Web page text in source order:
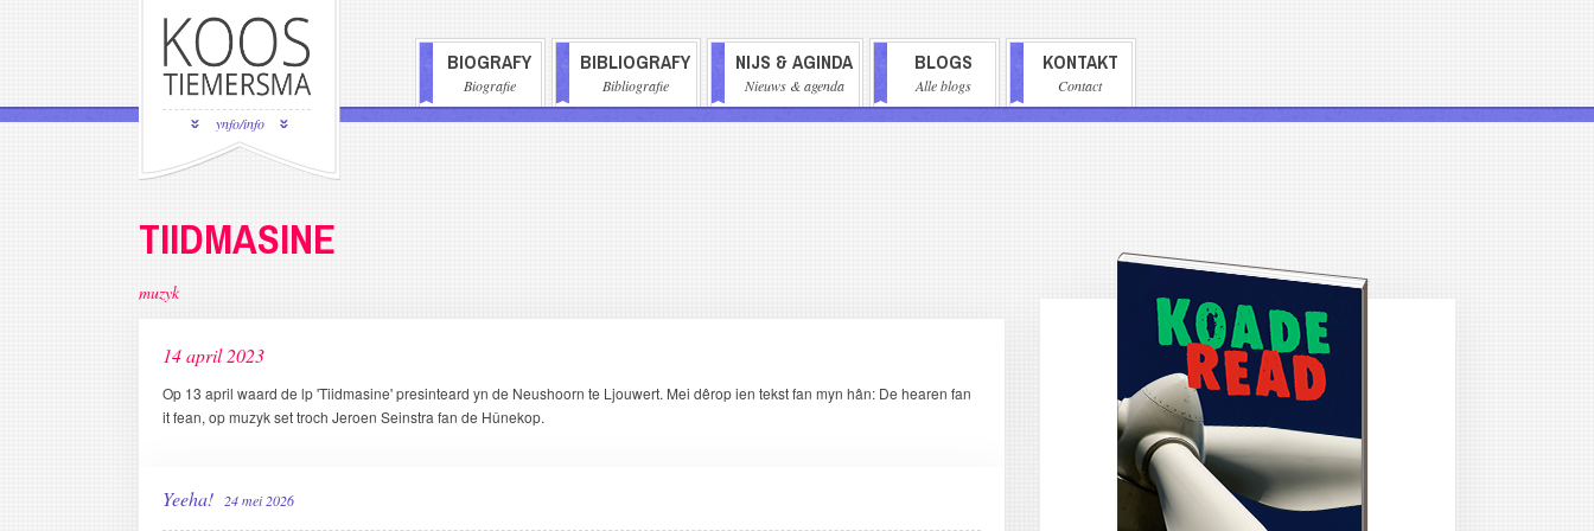
inhoud
ynfo/info HOOFDNAVIGATIE
BIOGRAFY
Biografie
BIBLIOGRAFY
Bibliografie
NIJS & AGINDA
Nieuws & agenda
BLOGS
Alle blogs
KONTAKT
Contact
TIIDMASINE
muzyk
14 april 2023
Op 13 april waard de lp 'Tiidmasine' presinteard yn de Neushoorn te Ljouwert. Mei dêrop ien tekst fan myn hân: De hearen fan
it fean, op muzyk set troch Jeroen Seinstra fan de Hûnekop.
Yeeha! 24 mei 2026